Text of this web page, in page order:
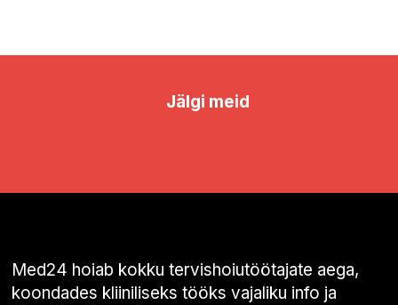
Jälgi meid
Med24 hoiab kokku tervishoiutöötajate aega,
koondades kliiniliseks tööks vajaliku info ja